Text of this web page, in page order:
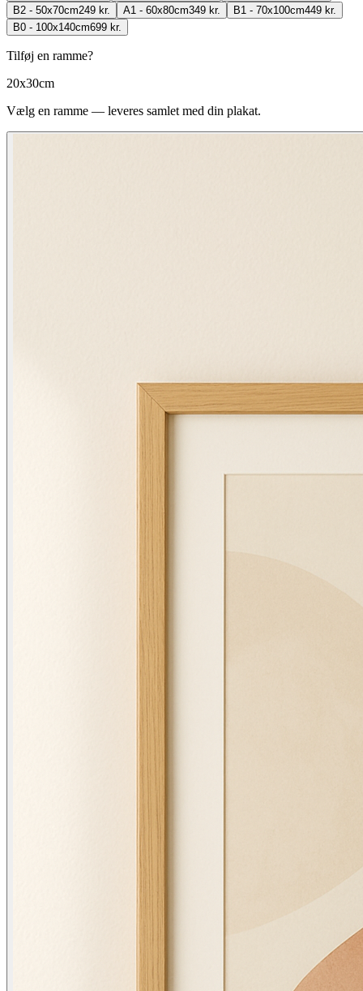
B2 - 50x70cm249 kr. A1 - 60x80cm349 kr. B1 - 70x100cm449 kr.
B0 - 100x140cm699 kr.
Tilføj en ramme?
20x30cm
Vælg en ramme — leveres samlet med din plakat.